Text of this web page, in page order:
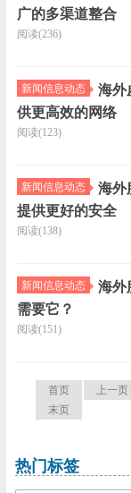
广的多渠道整合
阅读(236)
新闻信息动态
海外
供更高效的网络
阅读(123)
新闻信息动态
海外
提供更好的安全
阅读(138)
新闻信息动态
海外
需要它？
阅读(151)
首页 上一页
末页
热门标签